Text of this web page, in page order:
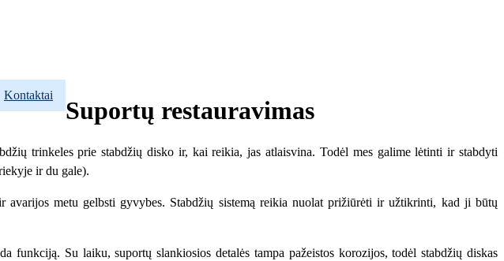
Kontaktai
Suportų restauravimas
trinkeles prie stabdžių disko ir, kai reikia, jas atlaisvina. Todėl mes galime lėtinti ir stabdyti
ir du gale).
metu gelbsti gyvybes. Stabdžių sistemą reikia nuolat prižiūrėti ir užtikrinti, kad ji būtų
Su laiku, suportų slankiosios detalės tampa pažeistos korozijos, todėl stabdžių diskas